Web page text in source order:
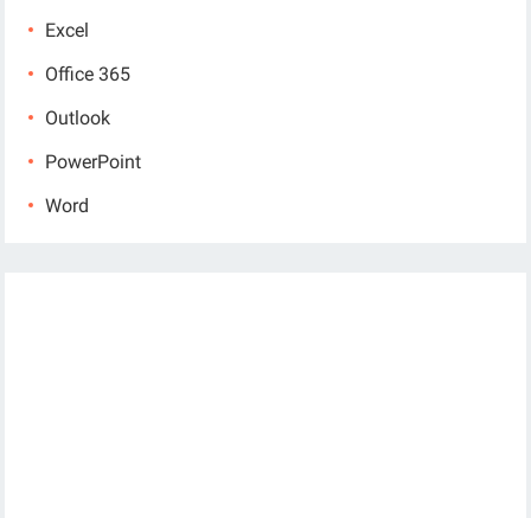
Excel
Office 365
Outlook
PowerPoint
Word